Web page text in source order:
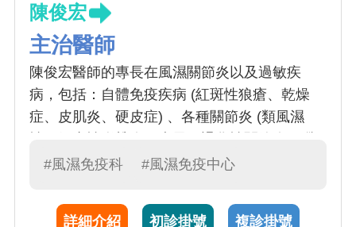
陳俊宏
主治醫師
陳俊宏醫師的專長在風濕關節炎以及過敏疾
病，包括：自體免疫疾病 (紅斑性狼瘡、乾燥
症、皮肌炎、硬皮症) 、各種關節炎 (類風濕
維肌痛症、骨質疏鬆症) 、以及蕁痲疹，氣喘，
科部風濕科臨床研究員，以及卑詩省針灸中醫
#風濕免疫科 #風濕免疫中心
詳細介紹 初診掛號 複診掛號